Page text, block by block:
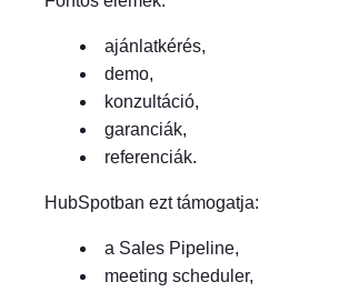
ajánlatkérés,
demo,
konzultáció,
garanciák,
referenciák.
HubSpotban ezt támogatja:
a Sales Pipeline,
meeting scheduler,